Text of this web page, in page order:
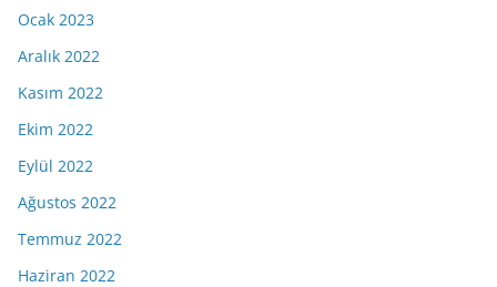
Ocak 2023
Aralık 2022
Kasım 2022
Ekim 2022
Eylül 2022
Ağustos 2022
Temmuz 2022
Haziran 2022